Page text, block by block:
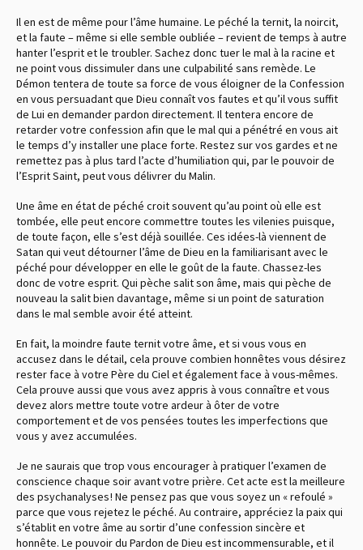
Il en est de même pour l’âme humaine. Le péché la ternit, la noircit,
et la faute – même si elle semble oubliée – revient de temps à autre
hanter l’esprit et le troubler. Sachez donc tuer le mal à la racine et
ne point vous dissimuler dans une culpabilité sans remède. Le
Démon tentera de toute sa force de vous éloigner de la Confession
en vous persuadant que Dieu connaît vos fautes et qu’il vous suffit
de Lui en demander pardon directement. Il tentera encore de
retarder votre confession afin que le mal qui a pénétré en vous ait
le temps d’y installer une place forte. Restez sur vos gardes et ne
remettez pas à plus tard l’acte d’humiliation qui, par le pouvoir de
l’Esprit Saint, peut vous délivrer du Malin.
Une âme en état de péché croit souvent qu’au point où elle est
tombée, elle peut encore commettre toutes les vilenies puisque,
de toute façon, elle s’est déjà souillée. Ces idées-là viennent de
Satan qui veut détourner l’âme de Dieu en la familiarisant avec le
péché pour développer en elle le goût de la faute. Chassez-les
donc de votre esprit. Qui pèche salit son âme, mais qui pèche de
nouveau la salit bien davantage, même si un point de saturation
dans le mal semble avoir été atteint.
En fait, la moindre faute ternit votre âme, et si vous vous en
accusez dans le détail, cela prouve combien honnêtes vous désirez
rester face à votre Père du Ciel et également face à vous-mêmes.
Cela prouve aussi que vous avez appris à vous connaître et vous
devez alors mettre toute votre ardeur à ôter de votre
comportement et de vos pensées toutes les imperfections que
vous y avez accumulées.
Je ne saurais que trop vous encourager à pratiquer l’examen de
conscience chaque soir avant votre prière. Cet acte est la meilleure
des psychanalyses ! Ne pensez pas que vous soyez un « refoulé »
parce que vous rejetez le péché. Au contraire, appréciez la paix qui
s’établit en votre âme au sortir d’une confession sincère et
honnête. Le pouvoir du Pardon de Dieu est incommensurable, et il